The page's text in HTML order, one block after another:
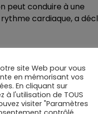
peut conduire à une
cardiaque, a
des apnées
sommeil naturel et
site Web pour vous
en mémorisant vos
En cliquant sur
à l'utilisation de TOUS
visiter "Paramètres